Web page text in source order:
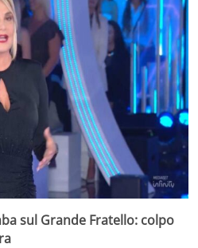
sul Grande Fratello: colpo